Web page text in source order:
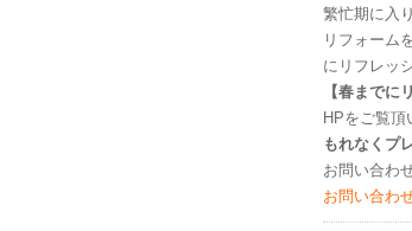
繁忙期に入
リフォーム
にリフレッ
【春までに
HPをご覧頂
もれなくプ
お問い合わ
お問い合わ